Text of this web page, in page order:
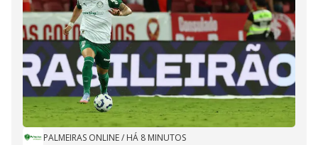
PALMEIRAS ONLINE/ HÁ 8 MINUTOS